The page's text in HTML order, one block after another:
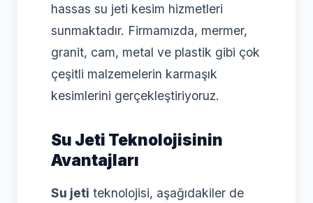
hassas su jeti kesim hizmetleri
sunmaktadır. Firmamızda, mermer,
granit, cam, metal ve plastik gibi çok
çeşitli malzemelerin karmaşık
kesimlerini gerçekleştiriyoruz.
Su Jeti Teknolojisinin
Avantajları
Su jeti teknolojisi, aşağıdakiler de